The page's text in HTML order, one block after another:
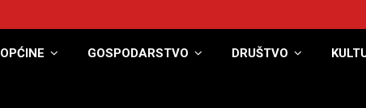
OPĆINE GOSPODARSTVO DRUŠTVO